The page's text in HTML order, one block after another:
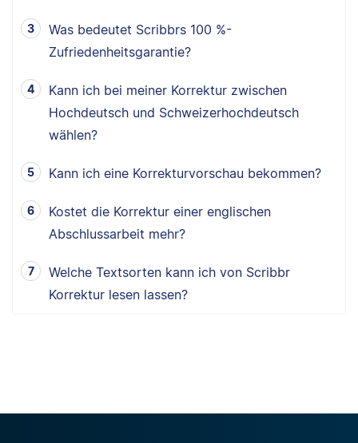
Was bedeutet Scribbrs 100 %-
Zufriedenheitsgarantie?
Kann ich bei meiner Korrektur zwischen
Hochdeutsch und Schweizerhochdeutsch
wählen?
Kann ich eine Korrekturvorschau bekommen?
Kostet die Korrektur einer englischen
Abschlussarbeit mehr?
Welche Textsorten kann ich von Scribbr
Korrektur lesen lassen?